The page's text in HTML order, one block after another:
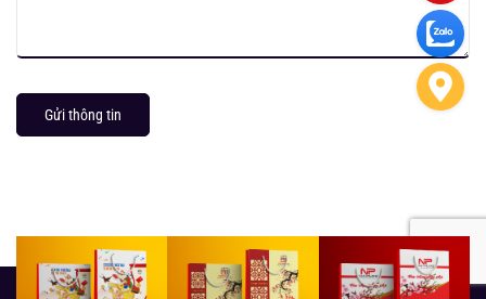
Gửi thông tin